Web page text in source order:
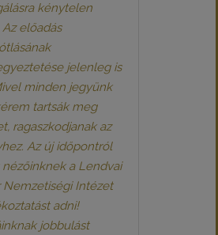
kénytelen
előadás
jelenleg is
minden jegyünk
tartsák meg
ragaszkodjanak az
Az új időpontról
a Lendvai
Nemzetiségi Intézet
adni!
jobbulást